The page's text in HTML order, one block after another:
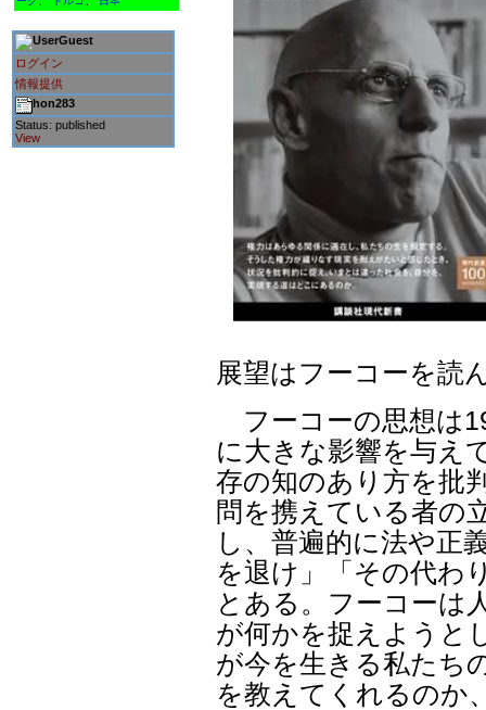
Guest
ログイン
情報提供
hon283
Status: published
View
展望はフーコーを読
フーコーの思想は
に大きな影響を与え
存の知のあり方を批
問を携えている者の
し、普遍的に法や正
を退け」「その代わ
とある。フーコーは
が何かを捉えようと
が今を生きる私たち
を教えてくれるのか